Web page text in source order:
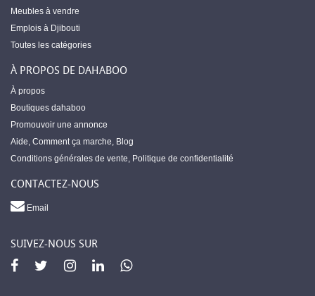
Meubles à vendre
Emplois à Djibouti
Toutes les catégories
À PROPOS DE DAHABOO
À propos
Boutiques dahaboo
Promouvoir une annonce
Aide, Comment ça marche, Blog
Conditions générales de vente, Politique de confidentialité
CONTACTEZ-NOUS
Email
SUIVEZ-NOUS SUR